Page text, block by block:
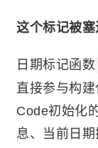
这个标记被
日期标记函数
直接参与构
Code初始化
息、当前日